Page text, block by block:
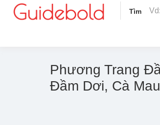
Tìm
Phương Trang
Đầm Dơi, Cà Mau